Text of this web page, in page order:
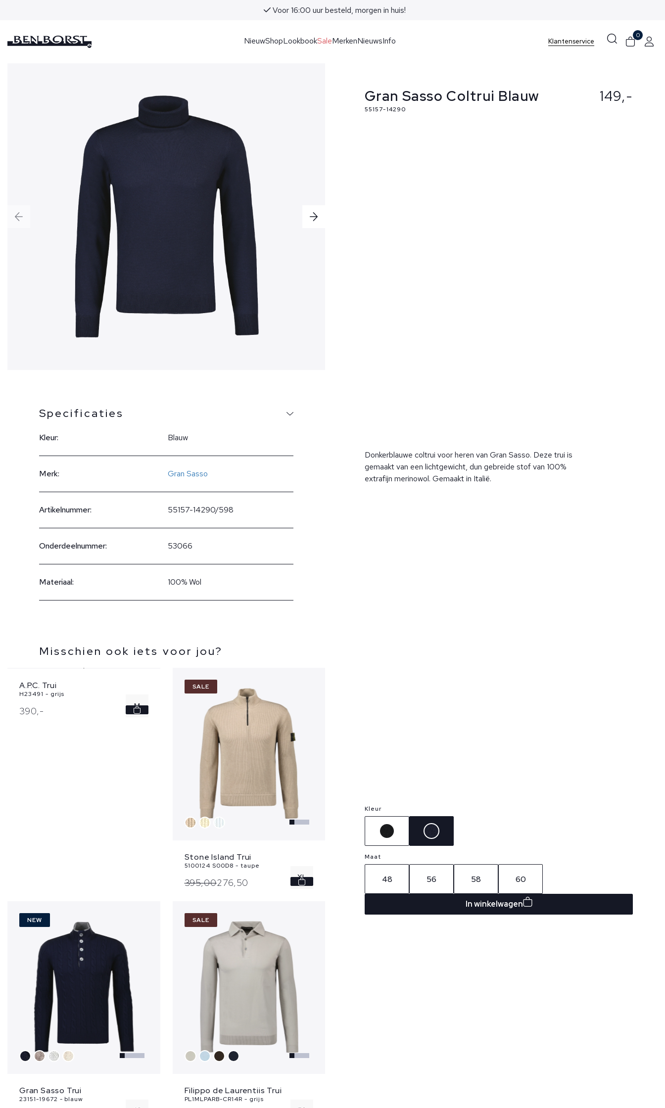
Voor 16:00 uur besteld, morgen in huis!
NieuwShopLookbookSaleMerkenNieuwsInfo Klantenservice
0
Specificaties
Kleur: Blauw
Merk: Gran Sasso
Artikelnummer: 55157-14290/598
Onderdeelnummer: 53066
Materiaal: 100% Wol
Misschien ook iets voor jou?
NEW
A.P.C. Trui
H23491 - grijs
390,- M
SALE
Stone Island Trui
5100124 S00D8 - taupe
395,00276,50 XL
NEW
Gran Sasso Trui
23151-19672 - blauw
SALE
Filippo de Laurentiis Trui
PL1MLPARB-CR14R - grijs
Gran Sasso Coltrui Blauw
55157-14290
Donkerblauwe coltrui voor heren van Gran Sasso. Deze trui is
gemaakt van een lichtgewicht, dun gebreide stof van 100%
extrafijn merinowol. Gemaakt in Italië.
149,-
Kleur
Maat
48 56 58 60
In winkelwagen